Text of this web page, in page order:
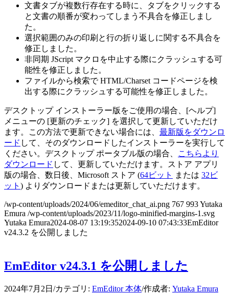
文書タブが複数行存在する時に、タブをクリックする
と文書の順番が変わってしまう不具合を修正しまし
た。
選択範囲のみの印刷と行の折り返しに関する不具合を
修正しました。
非同期 JScript マクロを中止する際にクラッシュする可
能性を修正しました。
ファイルから検索で HTML/Charset コードページを検
出する際にクラッシュする可能性を修正しました。
デスクトップ インストーラー版をご使用の場合、[ヘルプ]
メニューの [更新のチェック] を選択して更新していただけ
ます。この方法で更新できない場合には、 最新版をダウンロ
ード して、そのダウンロードしたインストーラーを実行して
ください。デスクトップ ポータブル版の場合、
こちらより
ダウンロード して、更新していただけます。ストア アプリ
版の場合、数日後、Microsoft ストア (64ビット または 32ビ
ット ) よりダウンロードまたは更新していただけます。
/wp-content/uploads/2024/06/emeditor_chat_ai.png 767 993Yutaka
Emura /wp-content/uploads/2023/11/logo-minified-margins-1.svg
Yutaka Emura2024-08-07 13:19:352024-09-10 07:43:33EmEditor
v24.3.2 を公開しました
EmEditor v24.3.1 を公開しました
2024年7月2日 /カテゴリ: EmEditor 本体/作成者: Yutaka Emura